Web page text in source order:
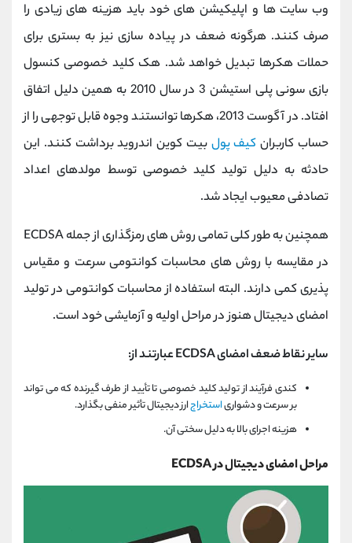
وب سایت ها و اپلیکیشن های خود باید هزینه های زیادی را
صرف کنند. هرگونه ضعف در پیاده سازی نیز به بستری برای
حملات هکرها تبدیل خواهد شد. هک کلید خصوصی کنسول
بازی سونی پلی استیشن 3 در سال 2010 به همین دلیل اتفاق
افتاد. در آگوست 2013، هکرها توانستند وجوه قابل توجهی را از
حساب کاربران کیف پول بیت کوین اندروید برداشت کنند. این
حادثه به دلیل تولید کلید خصوصی توسط مولدهای اعداد
تصادفی معیوب ایجاد شد.
همچنین به طور کلی تمامی روش های رمزگذاری از جمله ECDSA
در مقایسه با روش های محاسبات کوانتومی سرعت و مقیاس
پذیری کمی دارند. البته استفاده از محاسبات کوانتومی در تولید
امضای دیجیتال هنوز در مراحل اولیه و آزمایشی خود است.
سایر نقاط ضعف امضای ECDSA عبارتند از:
کندی فرآیند از تولید کلید خصوصی تا تأیید از طرف گیرنده که می تواند
بر سرعت و دشواریاستخراجارز دیجیتال تأثیر منفی بگذارد.
هزینه اجرای بالا به دلیل سختی آن.
مراحل امضای دیجیتال در ECDSA